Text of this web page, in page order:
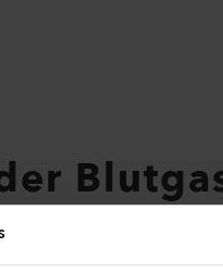
benötigt. Dadurch gibt es